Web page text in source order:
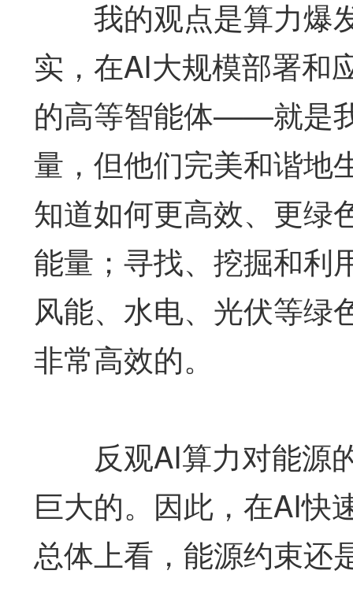
我的观点是算力爆发
实，在AI大规模部署和
的高等智能体——就是
量，但他们完美和谐地
知道如何更高效、更绿
能量；寻找、挖掘和利
风能、水电、光伏等绿
非常高效的。
反观AI算力对能源的
巨大的。因此，在AI快
总体上看，能源约束还